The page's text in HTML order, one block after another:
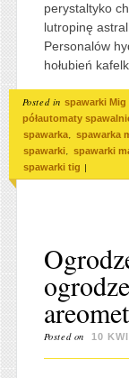
perystaltyko
lutropinę
Personalów
hołubień
Posted in spawarki
półautomaty
spawarka, spawarka
spawarki, spawarki
spawarki tig |
Posted on 10